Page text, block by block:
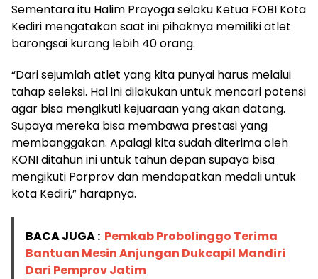
Sementara itu Halim Prayoga selaku Ketua FOBI Kota
Kediri mengatakan saat ini pihaknya memiliki atlet
barongsai kurang lebih 40 orang.
“Dari sejumlah atlet yang kita punyai harus melalui
tahap seleksi. Hal ini dilakukan untuk mencari potensi
agar bisa mengikuti kejuaraan yang akan datang.
Supaya mereka bisa membawa prestasi yang
membanggakan. Apalagi kita sudah diterima oleh
KONI ditahun ini untuk tahun depan supaya bisa
mengikuti Porprov dan mendapatkan medali untuk
kota Kediri,” harapnya.
BACA JUGA : Pemkab Probolinggo Terima
Bantuan Mesin Anjungan Dukcapil Mandiri
Dari Pemprov Jatim